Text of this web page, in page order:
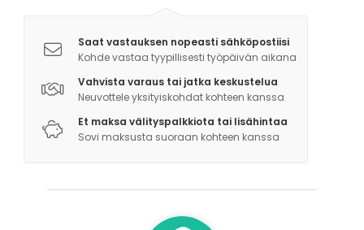
Saat vastauksen nopeasti sähköpostiisi
Kohde vastaa tyypillisesti työpäivän aikana
Vahvista varaus tai jatka keskustelua
Neuvottele yksityiskohdat kohteen kanssa
Et maksa välityspalkkiota tai lisähintaa
Sovi maksusta suoraan kohteen kanssa